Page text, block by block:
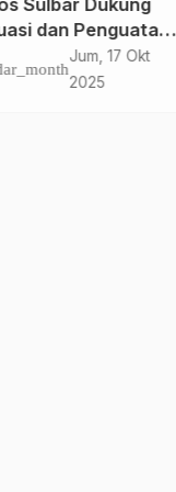
dan Penguatan
Penerimaan
Baru
Jum, 17 Okt
2025